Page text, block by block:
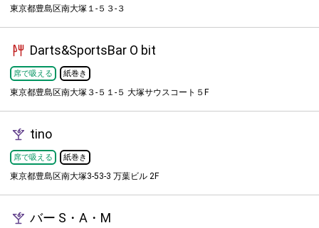
東京都豊島区南大塚１-５３-３
Darts&SportsBar O bit
席で吸える 紙巻き
東京都豊島区南大塚３-５１-５ 大塚サウスコート５F
tino
席で吸える 紙巻き
東京都豊島区南大塚3-53-3 万葉ビル 2F
バー S・A・M